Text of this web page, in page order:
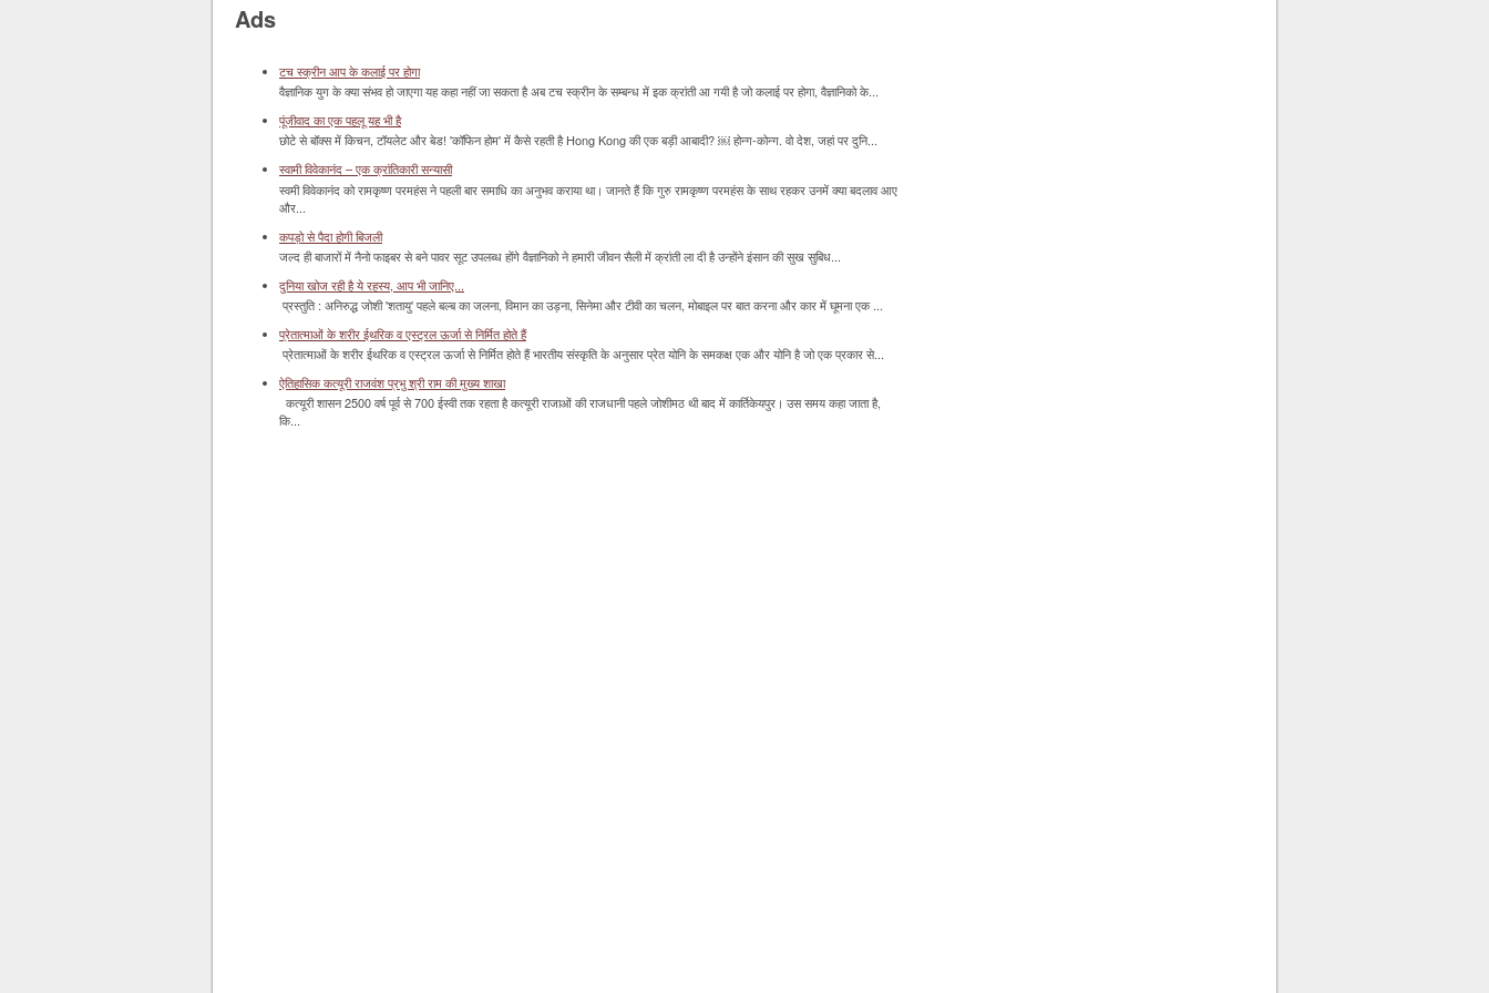
Ads
टच स्क्रीन आप के कलाई पर होगा
वैज्ञानिक युग के क्या संभव हो जाएगा यह कहा नहीं जा सकता है अब टच स्क्रीन के सम्बन्ध में इक क्रांती आ गयी है जो कलाई पर होगा, वैज्ञानिको के...
पूंजीवाद का एक पहलू यह भी है
छोटे से बॉक्‍स में किचन, टॉयलेट और बेड! 'कॉफिन होम' में कैसे रहती है Hong Kong की एक बड़ी आबादी? ￼ होन्ग-कोन्ग. वो देश, जहां पर दुनि...
स्वामी विवेकानंद – एक क्रांतिकारी सन्यासी
स्वमी विवेकानंद को रामकृष्ण परमहंस ने पहली बार समाधि का अनुभव कराया था। जानते हैं कि गुरु रामकृष्ण परमहंस के साथ रहकर उनमें क्या बदलाव आए
और...
कपड़ो से पैदा होगी बिजली
जल्द ही बाजारों में नैनो फाइबर से बने पावर सूट उपलब्ध होंगे वैज्ञानिको ने हमारी जीवन सैली में क्रांती ला दी है उन्होंने इंसान की सुख सुबिध...
दुनिया खोज रही है ये रहस्य, आप भी जानिए...
प्रस्तुति : अनिरुद्ध जोशी 'शतायु' पहले बल्ब का जलना, विमान का उड़ना, सिनेमा और टीवी का चलन, मोबाइल पर बात करना और कार में घूमना एक ...
प्रेतात्माओं के शरीर ईथरिक व एस्ट्रल ऊर्जा से निर्मित होते हैं
प्रेतात्माओं के शरीर ईथरिक व एस्ट्रल ऊर्जा से निर्मित होते हैं भारतीय संस्कृति के अनुसार प्रेत योनि के समकक्ष एक और योनि है जो एक प्रकार से...
ऐतिहासिक कत्यूरी राजवंश प्रभु श्री राम की मुख्य शाखा
कत्यूरी शासन 2500 वर्ष पूर्व से 700 ईस्वी तक रहता है कत्यूरी राजाओं की राजधानी पहले जोशीमठ थी बाद में कार्तिकेयपुर। उस समय कहा जाता है,
कि...